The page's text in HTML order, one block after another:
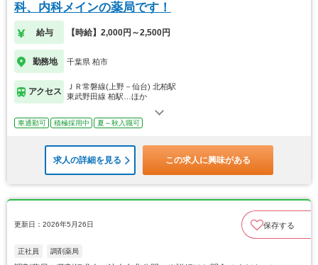
科、内科メインの薬局です！
給与 【時給】2,000円～2,500円
勤務地 千葉県 柏市
アクセス
ＪＲ常磐線(上野－仙台) 北柏駅
東武野田線 柏駅…ほか
車通勤可 積極採用中 夏～秋入職可
求人の詳細を見る この求人に興味がある
更新日：2026年5月26日 保存する
正社員 調剤薬局